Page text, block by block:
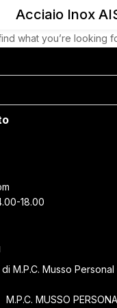
Acciaio Inox
what you’re looking
18.00
M.P.C. Musso
MUSSO